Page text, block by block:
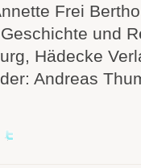
Frei
und
Hädecke
Andreas